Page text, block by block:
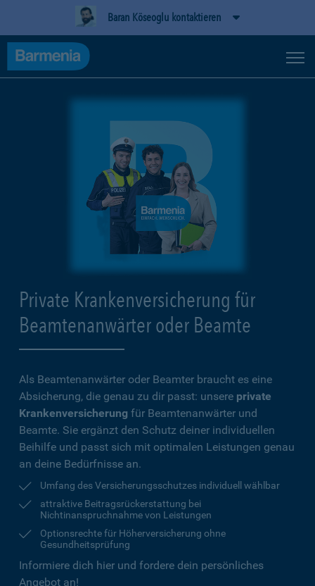
Baran Köseoglu kontaktieren
Private Krankenversicherung für
Beamtenanwärter oder Beamte
Als Beamtenanwärter oder Beamter braucht es eine
Absicherung, die genau zu dir passt: unsere private
Krankenversicherung für Beamtenanwärter und
Beamte. Sie ergänzt den Schutz deiner individuellen
Beihilfe und passt sich mit optimalen Leistungen genau
an deine Bedürfnisse an.
Umfang des Versicherungsschutzes individuell wählbar
attraktive Beitragsrückerstattung bei
Nichtinanspruchnahme von Leistungen
Optionsrechte für Höherversicherung ohne
Gesundheitsprüfung
Informiere dich hier und fordere dein persönliches
Angebot an!